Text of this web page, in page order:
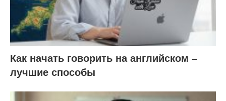
Как начать говорить на английском –
лучшие способы